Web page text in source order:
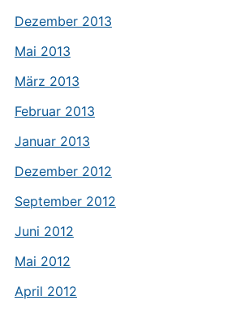
Dezember 2013
Mai 2013
März 2013
Februar 2013
Januar 2013
Dezember 2012
September 2012
Juni 2012
Mai 2012
April 2012